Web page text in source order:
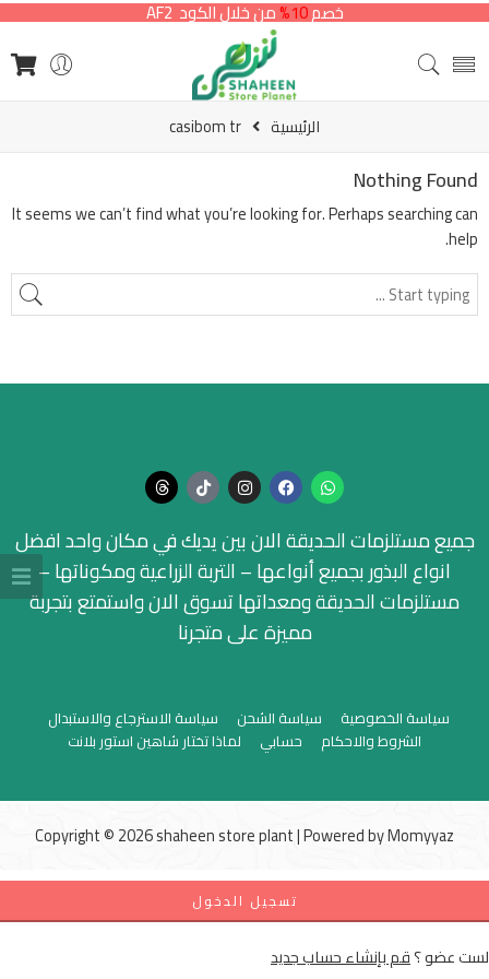
خصم10% من خلال الكود AF2
الرئيسية casibom tr
Nothing Found
It seems we can’t find what you’re looking for. Perhaps searching can
help.
جميع مستلزمات الحديقة الان بين يديك في مكان واحد افضل
انواع البذور بجميع أنواعها – التربة الزراعية ومكوناتها –
مستلزمات الحديقة ومعداتها تسوق الان واستمتع بتجربة
مميزة على متجرنا
سياسة الخصوصية سياسة الشحن
سياسة الاسترجاع والاستبدال
الشروط والاحكام
حسابي لماذا تختار شاهين استور بلانت
Copyright © 2026 shaheen store plant | Powered byMomyyaz
تسجيل الدخول
لست عضو ؟قم بإنشاء حساب جديد